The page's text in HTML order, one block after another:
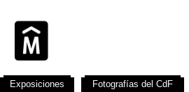
Exposiciones Fotografías del CdF